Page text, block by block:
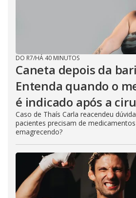
DO R7/HÁ 40 MINUTOS
Caneta depois da
Entenda quando o
é indicado após a
Caso de Thaís Carla reacendeu
pacientes precisam de
emagrecendo?